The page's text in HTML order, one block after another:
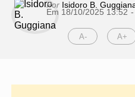
Por Isidoro B.
Em 18/10/2025 13:52 -
A- A+